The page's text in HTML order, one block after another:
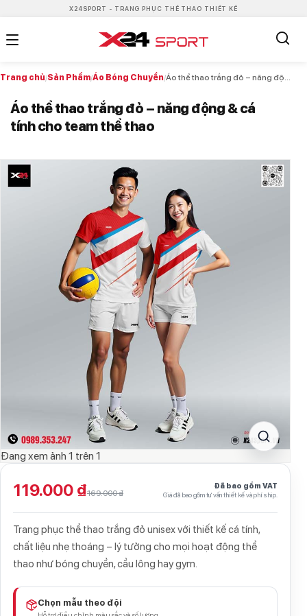
X24SPORT - TRANG PHỤC THỂ THAO THIẾT KẾ
Trang chủ/Sản Phẩm/Áo Bóng Chuyền/ Áo thể thao trắng đỏ – năng động & cá tính cho team thể thao
Áo thể thao trắng đỏ – năng động & cá
tính cho team thể thao
Đang xem ảnh 1 trên 1
119.000 ₫169.000 ₫
Đã bao gồm VAT
Giá đã bao gồm tư vấn thiết kế và phí ship.
Trang phục thể thao trắng đỏ unisex với thiết kế cá tính,
chất liệu nhẹ thoáng – lý tưởng cho mọi hoạt động thể
thao như bóng chuyền, cầu lông hay gym.
Chọn mẫu theo đội